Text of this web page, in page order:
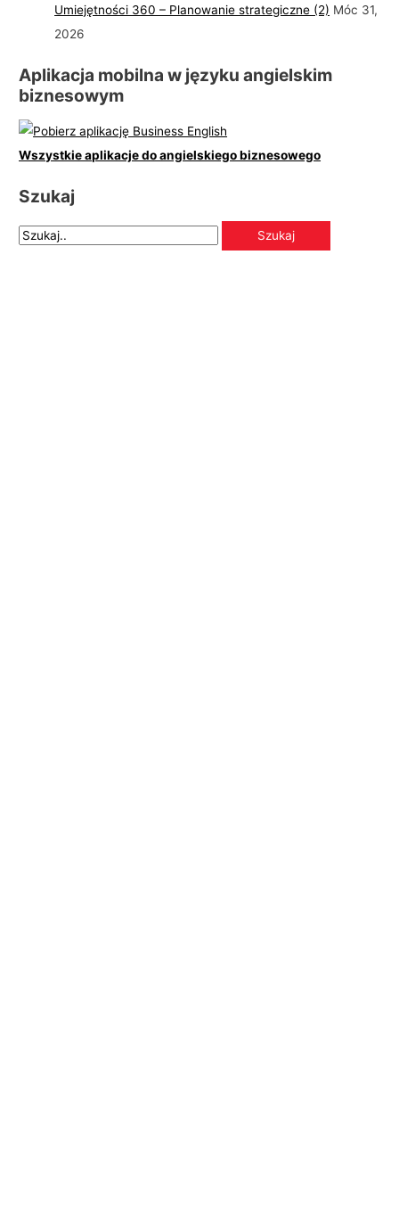
Umiejętności 360 – Planowanie strategiczne (2) Móc 31,
2026
Aplikacja mobilna w języku angielskim
biznesowym
Wszystkie aplikacje do angielskiego biznesowego
Szukaj